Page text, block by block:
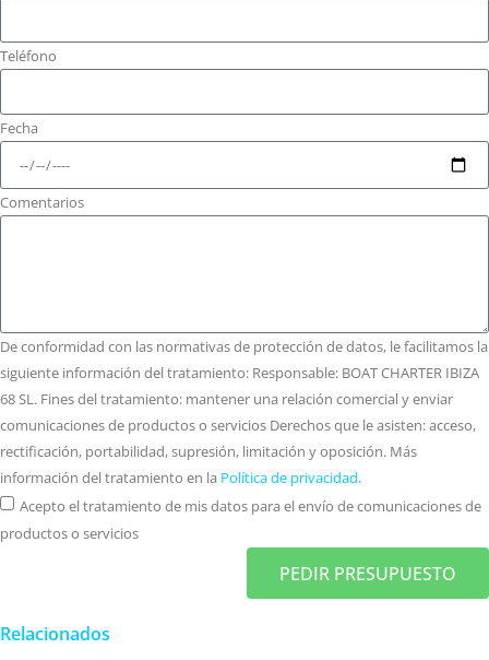
Teléfono
Fecha
Comentarios
De conformidad con las normativas de protección de datos, le facilitamos la
siguiente información del tratamiento: Responsable: BOAT CHARTER IBIZA
68 SL. Fines del tratamiento: mantener una relación comercial y enviar
comunicaciones de productos o servicios Derechos que le asisten: acceso,
rectificación, portabilidad, supresión, limitación y oposición. Más
información del tratamiento en la Política de privacidad.
Acepto el tratamiento de mis datos para el envío de comunicaciones de
productos o servicios
PEDIR PRESUPUESTO
Relacionados